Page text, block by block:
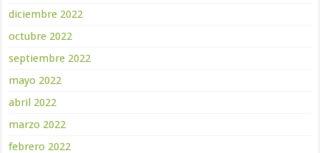
diciembre 2022
octubre 2022
septiembre 2022
mayo 2022
abril 2022
marzo 2022
febrero 2022